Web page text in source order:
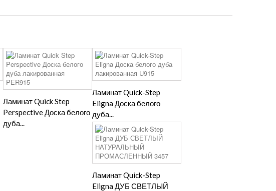
Ламинат Quick Step
Perspective Доска белого
дуба...
Ламинат Quick-Step
Eligna Доска белого
дуба...
Ламинат Quick-Step
Eligna ДУБ СВЕТЛЫЙ